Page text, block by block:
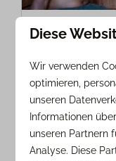
Entspannen
Wärme,
Fasssauna
Heydeveld.
Diese
Wir verwenden
optimieren,
unseren
Informationen
unseren Partnern
Analyse. Diese